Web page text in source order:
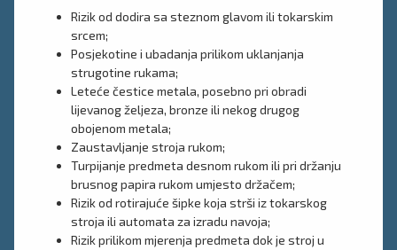
Rizik od dodira sa steznom glavom ili tokarskim
srcem;
Posjekotine i ubadanja prilikom uklanjanja
strugotine rukama;
Leteće čestice metala, posebno pri obradi
lijevanog željeza, bronze ili nekog drugog
obojenom metala;
Zaustavljanje stroja rukom;
Turpijanje predmeta desnom rukom ili pri držanju
brusnog papira rukom umjesto držačem;
Rizik od rotirajuće šipke koja strši iz tokarskog
stroja ili automata za izradu navoja;
Rizik prilikom mjerenja predmeta dok je stroj u